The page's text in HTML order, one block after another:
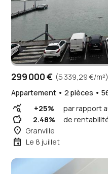
299 000 € (5 339,29 €/m²)
Appartement • 2 pièces •
query_stats +25% par rapport
savings 2.48% de
place Granville
event Le 8 juillet